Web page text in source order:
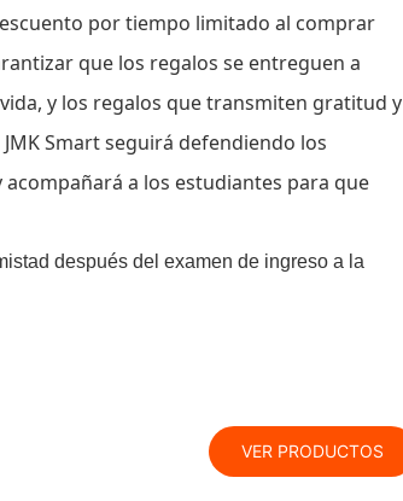
por tiempo limitado al comprar
que los regalos se entreguen a
y los regalos que transmiten gratitud y
Smart seguirá defendiendo los
a los estudiantes para que
VER PRODUCTOS